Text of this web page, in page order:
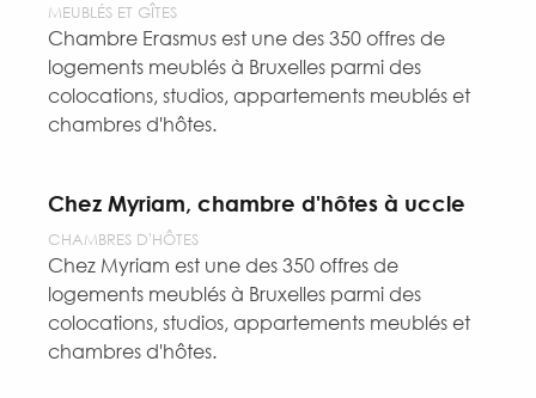
MEUBLÉS ET GÎTES
Chambre Erasmus est une des 350 offres de
logements meublés à Bruxelles parmi des
colocations, studios, appartements meublés et
chambres d'hôtes.
Chez Myriam, chambre d'hôtes à uccle
CHAMBRES D'HÔTES
Chez Myriam est une des 350 offres de
logements meublés à Bruxelles parmi des
colocations, studios, appartements meublés et
chambres d'hôtes.